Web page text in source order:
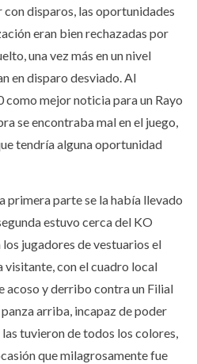
disparos, las oportunidades
eran bien rechazadas por
una vez más en un nivel
en disparo desviado. Al
como mejor noticia para un Rayo
se encontraba mal en el juego,
tendría alguna oportunidad
primera parte se la había llevado
estuvo cerca del KO
jugadores de vestuarios el
visitante, con el cuadro local
acoso y derribo contra un Filial
arriba, incapaz de poder
las tuvieron de todos los colores,
que milagrosamente fue